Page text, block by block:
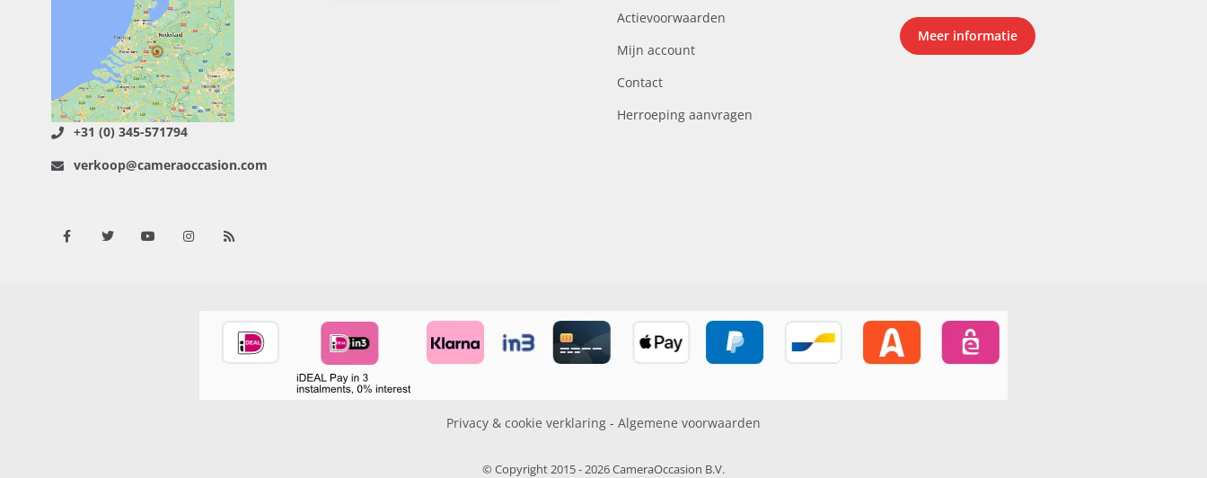
+31 (0) 345-571794
verkoop@cameraoccasion.com
Actievoorwaarden
Mijn account
Contact
Herroeping aanvragen
Meer informatie
Privacy & cookie verklaring - Algemene voorwaarden
© Copyright 2015 - 2026 CameraOccasion B.V.